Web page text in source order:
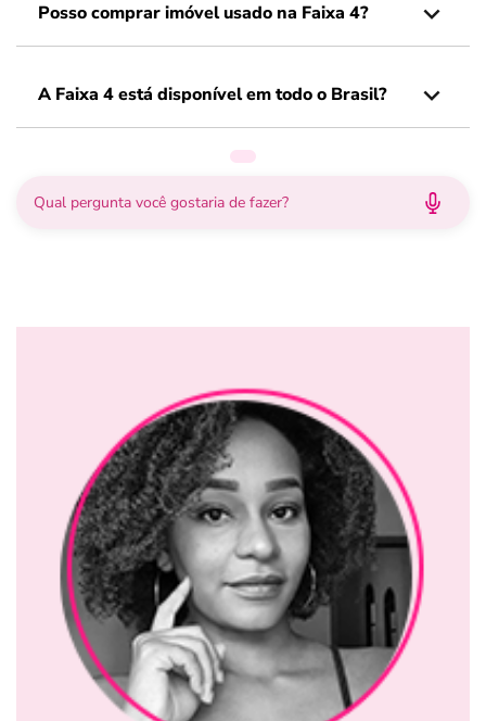
Posso comprar imóvel usado na Faixa 4?
A Faixa 4 está disponível em todo o Brasil?